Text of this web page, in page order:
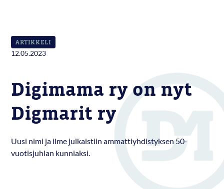
ARTIKKELI
12.05.2023
Digimama ry on nyt
Digmarit ry
Uusi nimi ja ilme julkaistiin ammattiyhdistyksen 50-
vuotisjuhlan kunniaksi.